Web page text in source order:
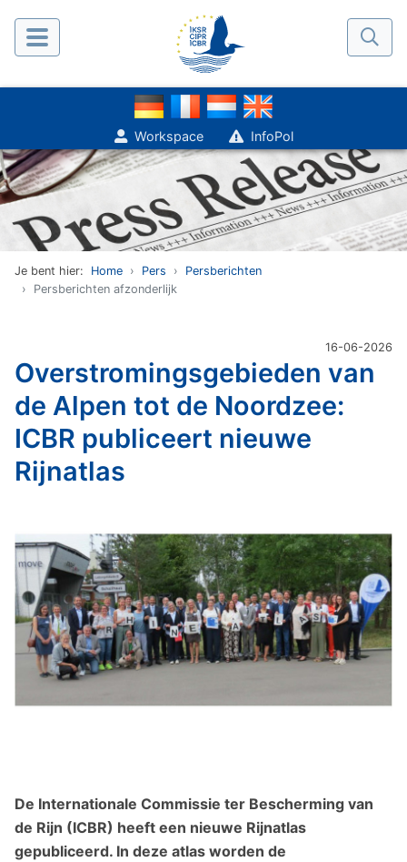
Workspace InfoPol
Je bent hier: Home Pers
Persberichten
Persberichten afzonderlijk
16-06-2026
Overstromingsgebieden van
de Alpen tot de Noordzee:
ICBR publiceert nieuwe
Rijnatlas
De Internationale Commissie ter Bescherming van
de Rijn (ICBR) heeft een nieuwe Rijnatlas
gepubliceerd. In deze atlas worden de